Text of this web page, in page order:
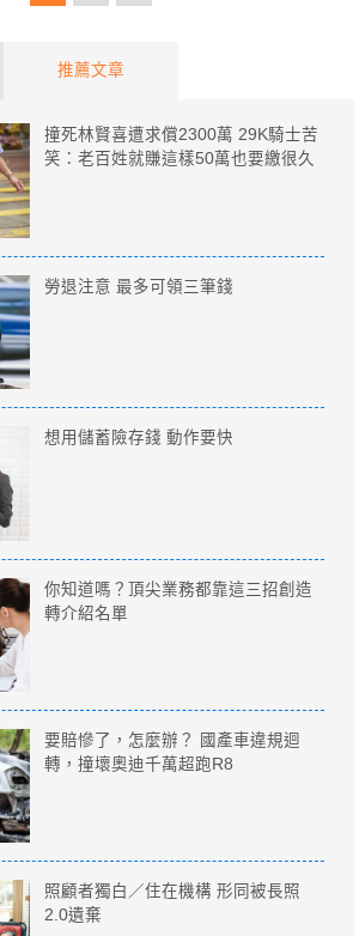
推薦文章
撞死林賢喜遭求償2300萬 29K騎士苦
笑：老百姓就賺這樣50萬也要繳很久
勞退注意 最多可領三筆錢
想用儲蓄險存錢 動作要快
你知道嗎？頂尖業務都靠這三招創造
轉介紹名單
要賠慘了，怎麼辦？ 國產車違規迴
轉，撞壞奧迪千萬超跑R8
照顧者獨白／住在機構 形同被長照
2.0遺棄